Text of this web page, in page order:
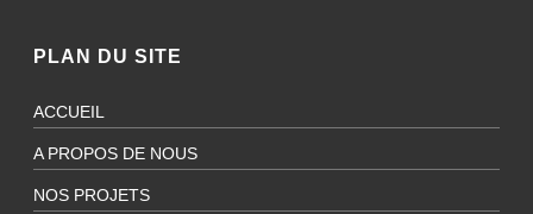
PLAN DU SITE
ACCUEIL
A PROPOS DE NOUS
NOS PROJETS